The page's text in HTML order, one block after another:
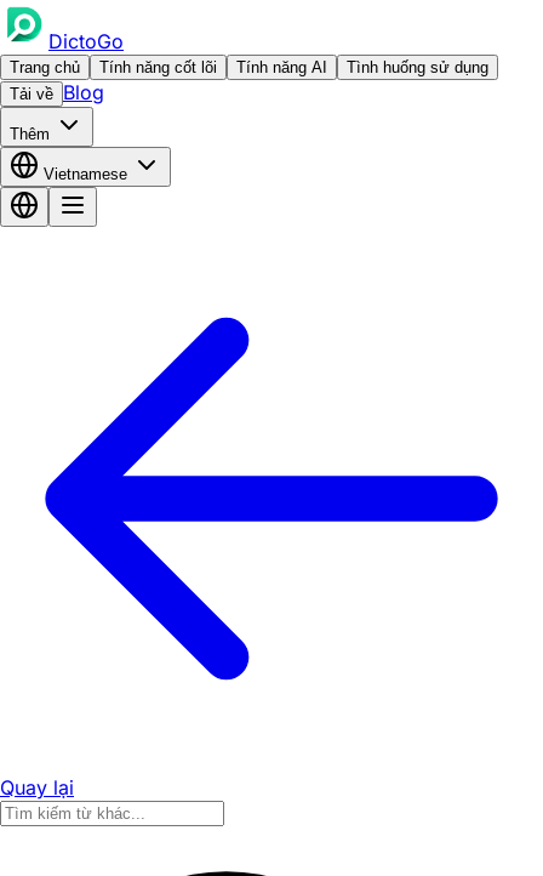
DictoGo
Trang chủ Tính năng cốt lõi Tính năng AI
Tình huống sử dụng
Tải về Blog
Thêm
Vietnamese
Quay lại